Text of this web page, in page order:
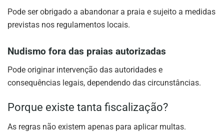
Pode ser obrigado a abandonar a praia e sujeito a medidas
previstas nos regulamentos locais.
Nudismo fora das praias autorizadas
Pode originar intervenção das autoridades e
consequências legais, dependendo das circunstâncias.
Porque existe tanta fiscalização?
As regras não existem apenas para aplicar multas.